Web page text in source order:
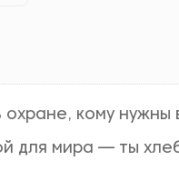
охране, кому нужны
для мира — ты